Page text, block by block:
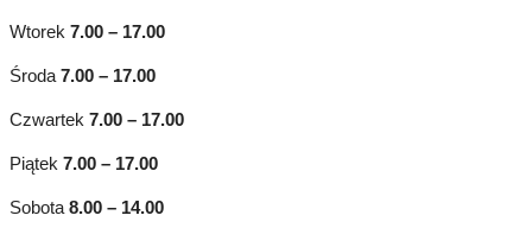
Wtorek 7.00 – 17.00
Środa 7.00 – 17.00
Czwartek 7.00 – 17.00
Piątek 7.00 – 17.00
Sobota 8.00 – 14.00